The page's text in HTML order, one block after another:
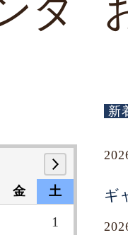
ダ
金 土
1
新
ギ